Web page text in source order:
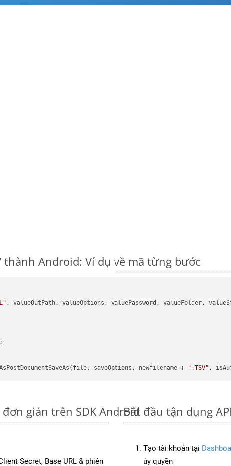
thành Android: Ví dụ về mã từng bước
, valueOutPath, valueOptions, valuePassword, valueFolder,
saveOptions, newfilename +
".TSV" ,
đơn giản trên SDK Android
Secret, Base URL & phiên
Bắt đầu tận dụng
Tạo tài khoản tại
ủy quyền